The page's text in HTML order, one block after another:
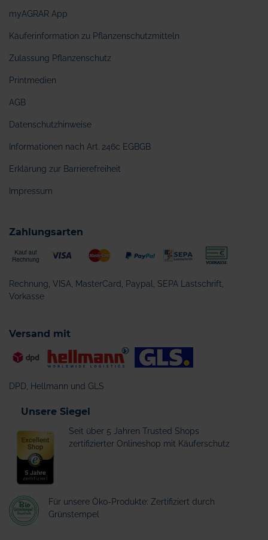
myAGRAR App
Käuferinformation zu Pflanzenschutzmitteln
Zulassung Pflanzenschutz
Printmedien
AGB
Datenschutzhinweise
Informationen nach Art. 246c EGBGB
Erklärung zur Barrierefreiheit
Impressum
Zahlungsarten
Rechnung, VISA, MasterCard, Paypal, SEPA Lastschrift,
Vorkasse
Versand mit
DPD, Hellmann und GLS
Unsere Siegel
Seit über 5 Jahren Trusted Shops
zertifizierter Onlineshop mit Käuferschutz
Für unsere Öko-Produkte: Zertifiziert durch
Grünstempel